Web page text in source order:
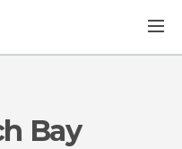
Bay